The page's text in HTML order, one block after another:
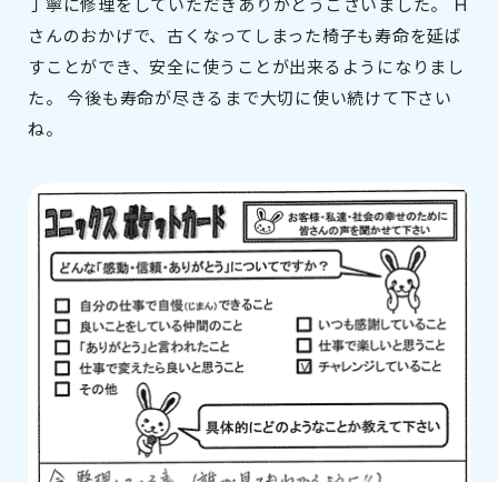
さんのおかげで、古くなってしまった椅子も寿命を延ば
すことができ、安全に使うことが出来るようになりまし
た。 今後も寿命が尽きるまで大切に使い続けて下さい
ね。